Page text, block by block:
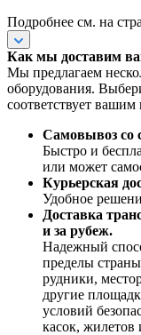
Подробнее см. на
Как мы доставим
Мы предлагаем
оборудования.
соответствует вашим
Самовывоз со
Быстро и
или может
Курьерская
Удобное
Доставка
и за рубеж.
Надежный
пределы
рудники,
другие
условий
касок,